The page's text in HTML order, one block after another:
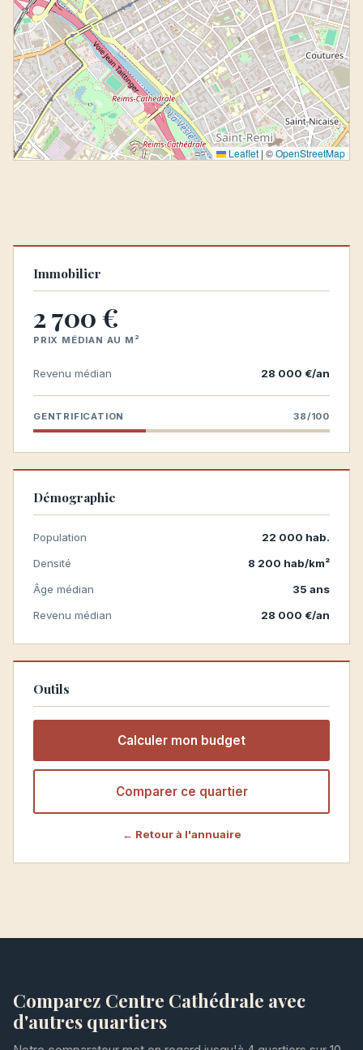
Leaflet | ©OpenStreetMap
Immobilier
2 700 €
PRIX MÉDIAN AU M²
Revenu médian 28 000 €/an
GENTRIFICATION 38/100
Démographie
Population
22 000 hab.
Densité
8 200 hab/km²
Âge médian
35 ans
Revenu médian
28 000 €/an
Outils
Calculer mon budget
Comparer ce quartier
← Retour à l'annuaire
Comparez Centre Cathédrale avec
d'autres quartiers